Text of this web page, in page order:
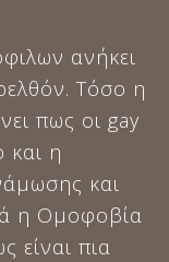
ανήκει
Τόσο η
πως οι gay
και η
και
η Ομοφοβία
είναι πια